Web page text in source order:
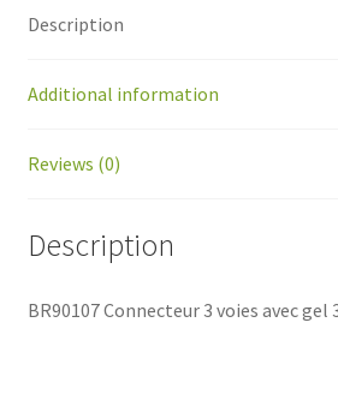
taille)
Description
Additional information
Reviews (0)
Description
BR90107 Connecteur 3 voies avec